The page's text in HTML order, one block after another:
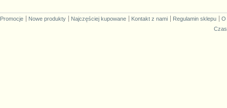
Promocje Nowe produkty Najczęściej kupowane Kontakt z nami Regulamin sklepu
O